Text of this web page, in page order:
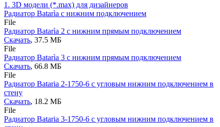
1. 3D модели (*.max) для дизайнеров
Радиатор Batarìa с нижним подключением
File
Радиатор Batarìa 2 с нижним прямым подключением
Скачать, 37.5 MБ
File
Радиатор Batarìa 3 с нижним прямым подключением
Скачать, 66.8 MБ
File
Радиатор Bataria 2-1750-6 с угловым нижним подключением в
стену
Скачать, 18.2 MБ
File
Радиатор Bataria 3-1750-6 с угловым нижним подключением в